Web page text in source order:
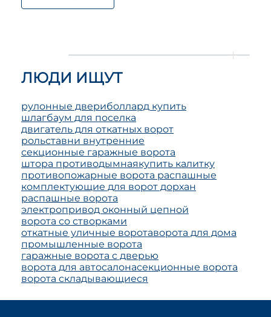
ЛЮДИ ИЩУТ
рулонные двериболлард купить
шлагбаум для поселка
двигатель для откатных ворот
рольставни внутренние
секционные гаражные ворота
штора противодымнаякупить калитку
противопожарные ворота распашные
комплектующие для ворот дорхан
распашные ворота
электропривод оконный цепной
ворота со створками
откатные уличные воротаворота для дома
промышленные ворота
гаражные ворота с дверью
ворота для автосалонасекционные ворота
ворота складывающиеся